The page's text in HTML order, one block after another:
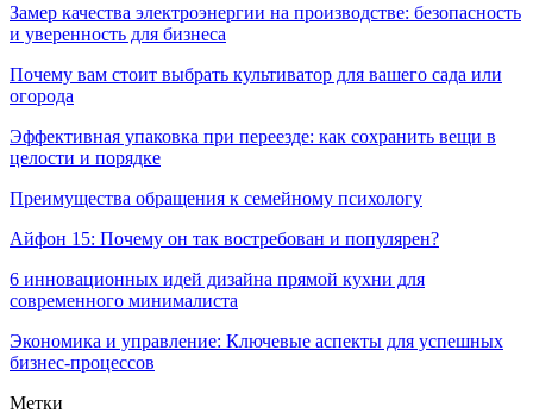
Замер качества электроэнергии на производстве: безопасность
и уверенность для бизнеса
Почему вам стоит выбрать культиватор для вашего сада или
огорода
Эффективная упаковка при переезде: как сохранить вещи в
целости и порядке
Преимущества обращения к семейному психологу
Айфон 15: Почему он так востребован и популярен?
6 инновационных идей дизайна прямой кухни для
современного минималиста
Экономика и управление: Ключевые аспекты для успешных
бизнес-процессов
Метки